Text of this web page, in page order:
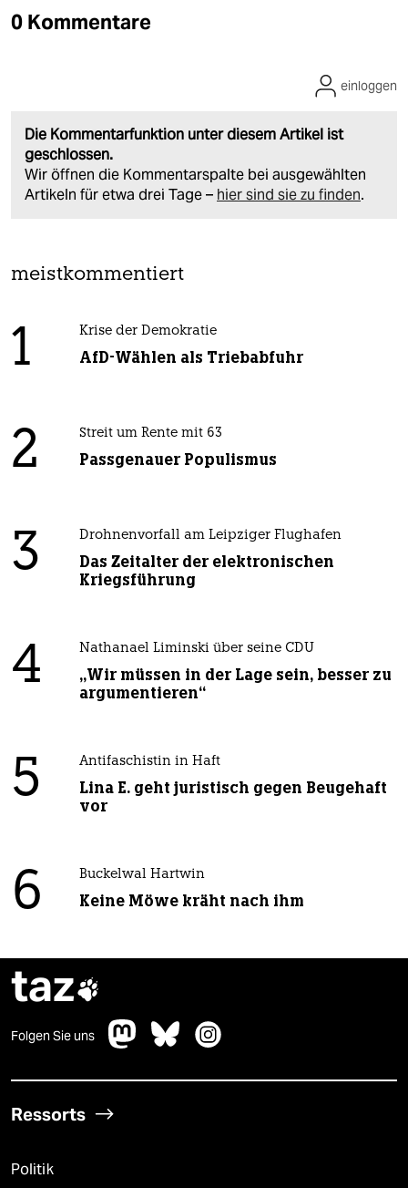
0 Kommentare
Die Kommentarfunktion unter diesem Artikel ist
geschlossen.
Wir öffnen die Kommentarspalte bei ausgewählten
Artikeln für etwa drei Tage – hier sind sie zu finden.
einloggen
meistkommentiert
1 Krise der Demokratie
AfD-Wählen als Triebabfuhr
2 Streit um Rente mit 63
Passgenauer Populismus
3 Drohnenvorfall am Leipziger Flughafen
Das Zeitalter der elektronischen
Kriegsführung
4 Nathanael Liminski über seine CDU
„Wir müssen in der Lage sein, besser zu
argumentieren“
5 Antifaschistin in Haft
Lina E. geht juristisch gegen Beugehaft
vor
6 Buckelwal Hartwin
Keine Möwe kräht nach ihm
taz
Folgen Sie uns
Ressorts
Politik